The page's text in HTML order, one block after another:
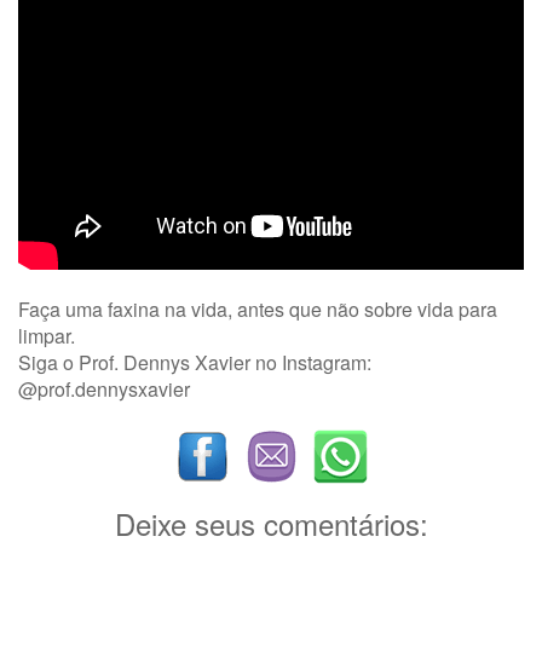
Faça uma faxina na vida, antes que não sobre vida para
limpar.
Siga o Prof. Dennys Xavier no Instagram:
@prof.dennysxavier
Deixe seus comentários: